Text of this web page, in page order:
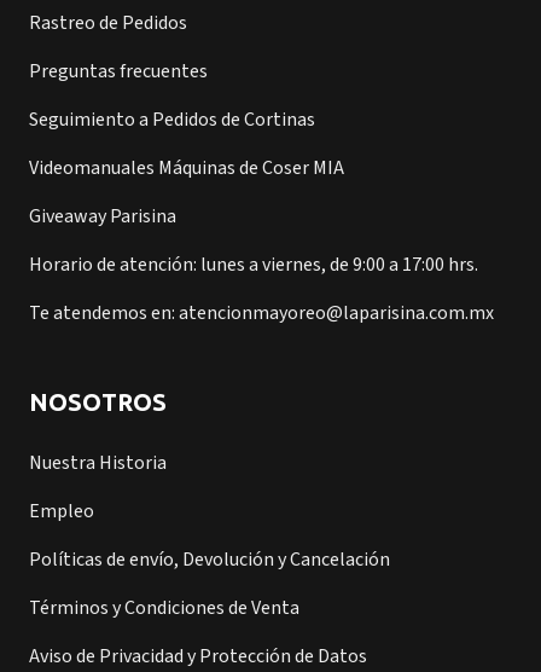
Rastreo de Pedidos
Preguntas frecuentes
Seguimiento a Pedidos de Cortinas
Videomanuales Máquinas de Coser MIA
Giveaway Parisina
Horario de atención: lunes a viernes, de 9:00 a 17:00 hrs.
Te atendemos en: atencionmayoreo@laparisina.com.mx
NOSOTROS
Nuestra Historia
Empleo
Políticas de envío, Devolución y Cancelación
Términos y Condiciones de Venta
Aviso de Privacidad y Protección de Datos